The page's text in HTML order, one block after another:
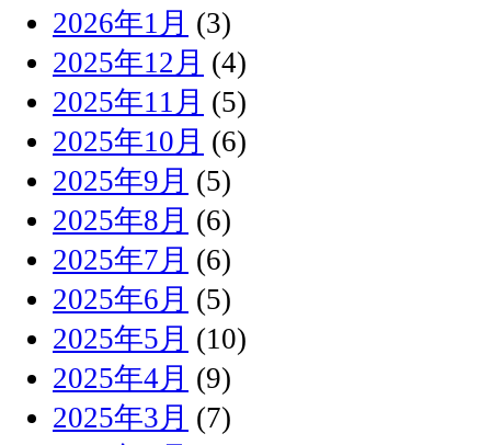
2026年1月 (3)
2025年12月 (4)
2025年11月 (5)
2025年10月 (6)
2025年9月 (5)
2025年8月 (6)
2025年7月 (6)
2025年6月 (5)
2025年5月 (10)
2025年4月 (9)
2025年3月 (7)